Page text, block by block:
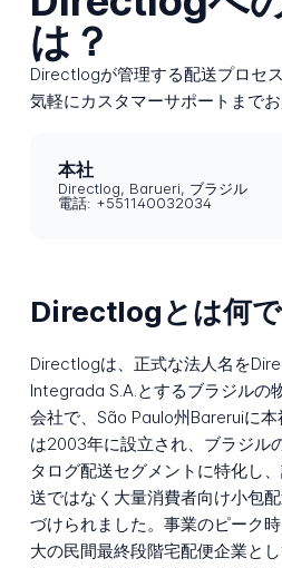
は？
Directlogが管理する配送プロセ
気軽にカスタマーサポートまでお
本社
Directlog, Barueri, ブラジル
電話: +551140032034
Directlogとは何で
Directlogは、正式な法人名を
Integrada S.A.とするブラジルの
会社で、São Paulo州Bareruiに
は2003年に設立され、ブラジル
タログ配送セグメントに特化し
送ではなく大量消費者向け小包
づけられました。事業のピーク
大の民間最終段階宅配便企業と